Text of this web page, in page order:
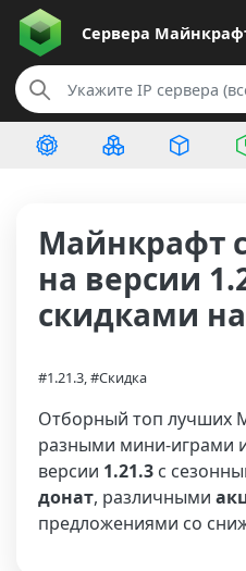
Сервера
Майнкрафт
на версии
скидками
#1.21.3, #Скидка
Отборный топ лучших
разными мини-играми
версии 1.21.3 с
донат, различными
предложениями со